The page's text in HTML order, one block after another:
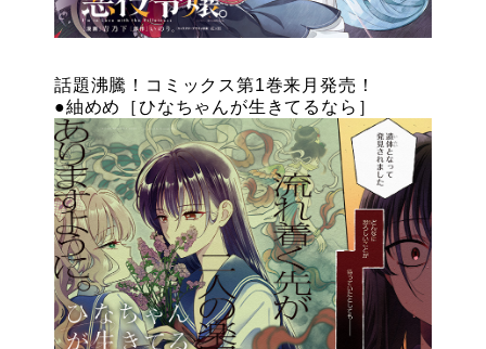
話題沸騰！コミックス第1巻来月発売！
●紬めめ［ひなちゃんが生きてるなら］